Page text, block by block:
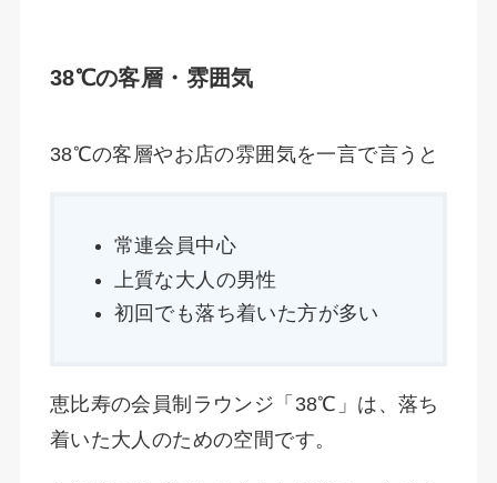
38℃の客層・雰囲気
38℃の客層やお店の雰囲気を一言で言うと
常連会員中心
上質な大人の男性
初回でも落ち着いた方が多い
恵比寿の会員制ラウンジ「38℃」は、落ち
着いた大人のための空間です。